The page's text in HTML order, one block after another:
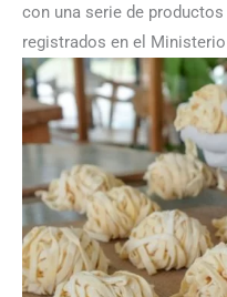
con una serie de productos
registrados en el